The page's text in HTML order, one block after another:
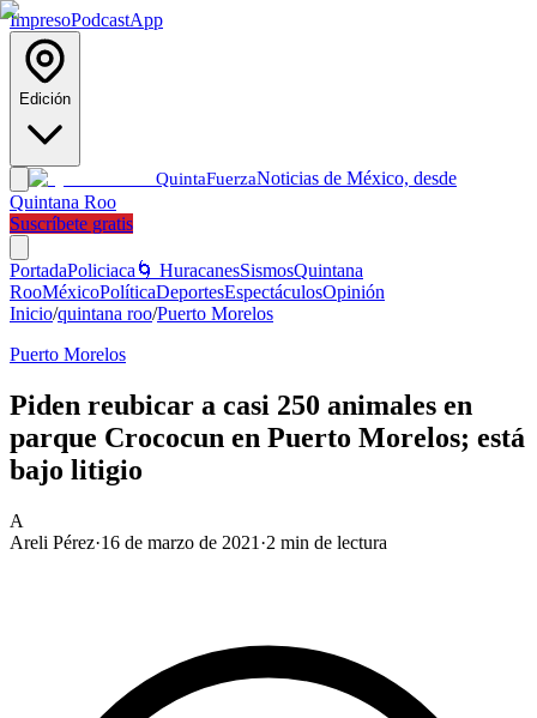
ImpresoPodcastApp
Edición
QuintaFuerzaNoticias de México, desde
Quintana Roo
Suscríbete gratis
PortadaPoliciaca 🌀 HuracanesSismosQuintana
RooMéxicoPolíticaDeportesEspectáculosOpinión
Inicio/quintana roo/Puerto Morelos
Puerto Morelos
Piden reubicar a casi 250 animales en
parque Crococun en Puerto Morelos; está
bajo litigio
A
Areli Pérez·16 de marzo de 2021 ·2 min de lectura